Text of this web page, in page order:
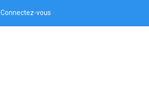
Connectez-vous